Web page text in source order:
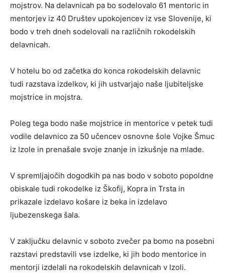
mojstrov. Na delavnicah pa bo sodelovalo 61 mentoric in
mentorjev iz 40 Društev upokojencev iz vse Slovenije, ki
bodo v treh dneh sodelovali na različnih rokodelskih
delavnicah.
V hotelu bo od začetka do konca rokodelskih delavnic
tudi razstava izdelkov, ki jih ustvarjajo naše ljubiteljske
mojstrice in mojstra.
Poleg tega bodo naše mojstrice in mentorice v petek tudi
vodile delavnico za 50 učencev osnovne šole Vojke Šmuc
iz Izole in prenašale svoje znanje in izkušnje na mlade.
V spremljajočih dogodkih pa nas bodo v soboto popoldne
obiskale tudi rokodelke iz Škofij, Kopra in Trsta in
prikazale izdelavo košare iz beka in izdelavo
ljubezenskega šala.
V zaključku delavnic v soboto zvečer pa bomo na posebni
razstavi predstavili vse izdelke, ki jih bodo mentorice in
mentorji izdelali na rokodelskih delavnicah v Izoli.